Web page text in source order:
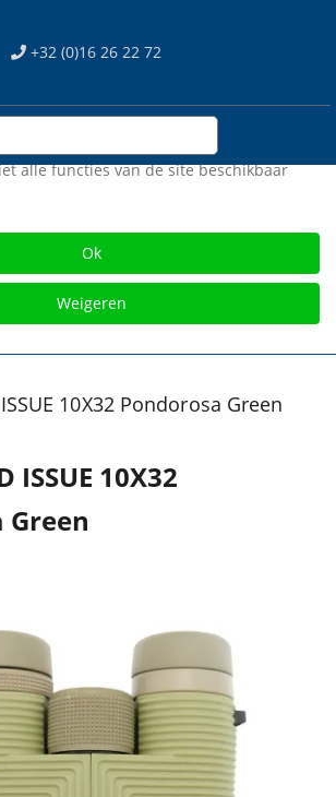
+32 (0)16 26 22 72
10X32 Pondorosa Green
ISSUE 10X32
Green
om de site en gebruikerservaring te
cookies). U kan zelf kiezen of u deze
of niet. Let op dat als u onze cookies
alle functies van de site beschikbaar
Ok
Weigeren